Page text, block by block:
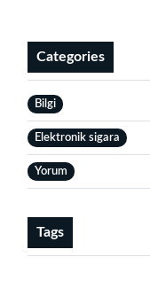
Categories
Bilgi
Elektronik sigara
Yorum
Tags